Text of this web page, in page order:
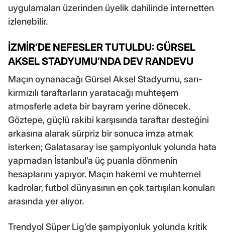
uygulamaları üzerinden üyelik dahilinde internetten
izlenebilir.
İZMİR’DE NEFESLER TUTULDU: GÜRSEL
AKSEL STADYUMU’NDA DEV RANDEVU
Maçın oynanacağı Gürsel Aksel Stadyumu, sarı-
kırmızılı taraftarların yaratacağı muhteşem
atmosferle adeta bir bayram yerine dönecek.
Göztepe, güçlü rakibi karşısında taraftar desteğini
arkasına alarak sürpriz bir sonuca imza atmak
isterken; Galatasaray ise şampiyonluk yolunda hata
yapmadan İstanbul’a üç puanla dönmenin
hesaplarını yapıyor. Maçın hakemi ve muhtemel
kadrolar, futbol dünyasının en çok tartışılan konuları
arasında yer alıyor.
Trendyol Süper Lig’de şampiyonluk yolunda kritik